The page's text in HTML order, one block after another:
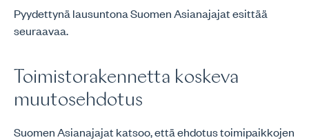
Pyydettynä lausuntona Suomen Asianajajat esittää
seuraavaa.
Toimistorakennetta koskeva
muutosehdotus
Suomen Asianajajat katsoo, että ehdotus toimipaikkojen